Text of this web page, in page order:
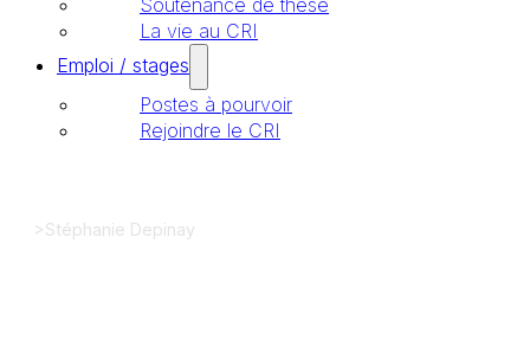
Soutenance de thèse
La vie au CRI
Emploi / stages
Postes à pourvoir
Rejoindre le CRI
>Stéphanie Depinay